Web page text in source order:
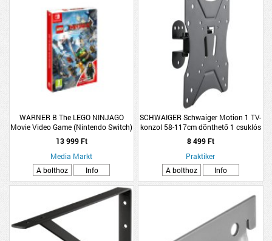
WARNER B The LEGO NINJAGO
Movie Video Game (Nintendo Switch)
13 999 Ft
Media Markt
A bolthoz
Info
SCHWAIGER Schwaiger Motion 1 TV-
konzol 58-117cm dönthető 1 csuklós
max.25kg, 23&quot;-46&quot;
8 499 Ft
Praktiker
A bolthoz
Info